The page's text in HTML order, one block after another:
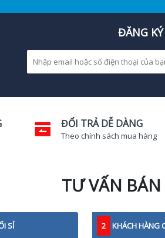
ĐĂNG
ĐỔI TRẢ DỄ DÀNG
Theo chính sách mua hàng
TƯ VẤN
SỈ 2 KHÁCH HÀNG